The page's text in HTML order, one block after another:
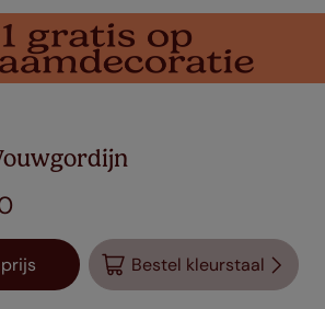
Bestel kleurstaal